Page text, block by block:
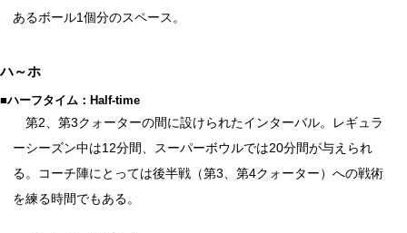
あるボール1個分のスペース。
ハ～ホ
■ハーフタイム：Half-time
第2、第3クォーターの間に設けられたインターバル。レギュラ
ーシーズン中は12分間、スーパーボウルでは20分間が与えられ
る。コーチ陣にとっては後半戦（第3、第4クォーター）への戦術
を練る時間でもある。